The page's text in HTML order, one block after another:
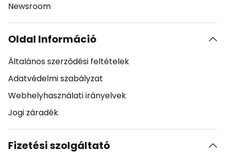
Newsroom
Oldal Információ
Általános szerződési feltételek
Adatvédelmi szabályzat
Webhelyhasználati irányelvek
Jogi záradék
Fizetési szolgáltató